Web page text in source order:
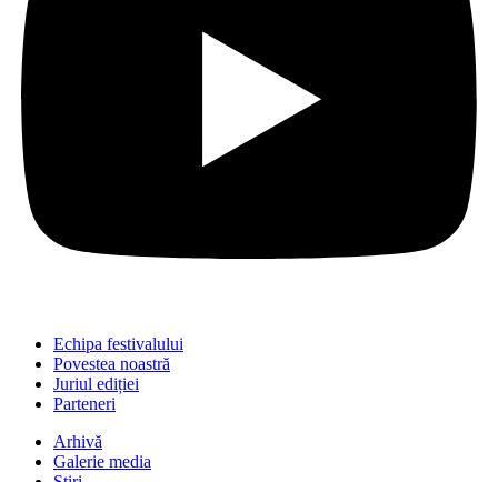
Echipa festivalului
Povestea noastră
Juriul ediției
Parteneri
Arhivă
Galerie media